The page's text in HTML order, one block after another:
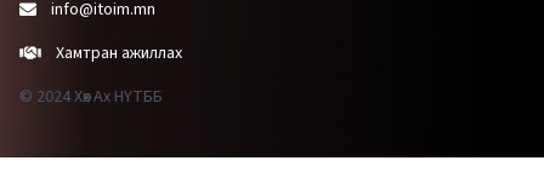
info@itoim.mn
Хамтран ажиллах
© 2024 Хөх Ах НҮТББ